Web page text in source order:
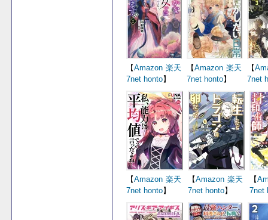
【Amazon 楽天
7net honto】
【Amazon 楽天
7net honto】
【
7net
【Amazon 楽天
7net honto】
【Amazon 楽天
7net honto】
【
7net